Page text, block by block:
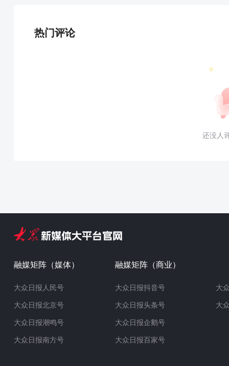
热门评论
还没人
融媒矩阵（媒体）
大众日报人民号
大众日报北京号
大众日报潮鸣号
大众日报南方号
融媒矩阵（商业）
大众日报抖音号
大众日报头条号
大众日报企鹅号
大众日报百家号
大
大